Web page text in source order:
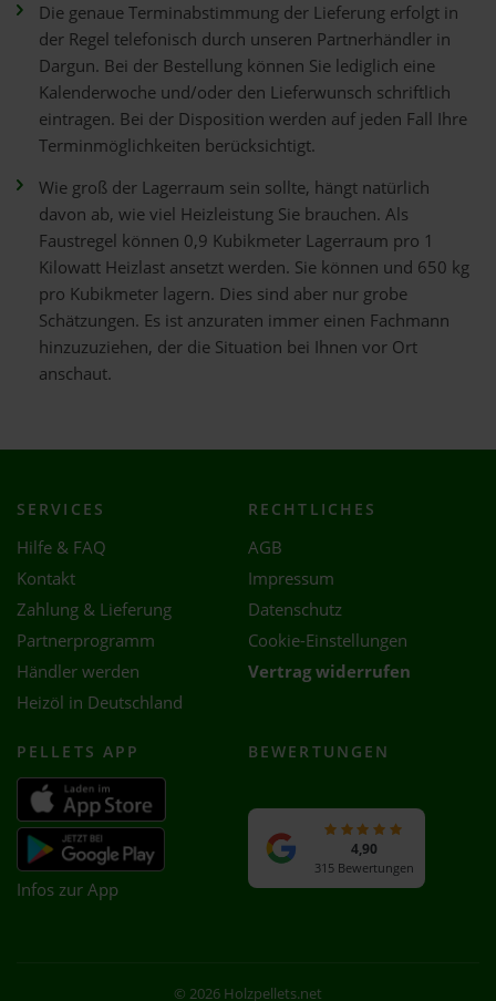
Die genaue Terminabstimmung der Lieferung erfolgt in
der Regel telefonisch durch unseren Partnerhändler in
Dargun. Bei der Bestellung können Sie lediglich eine
Kalenderwoche und/oder den Lieferwunsch schriftlich
eintragen. Bei der Disposition werden auf jeden Fall Ihre
Terminmöglichkeiten berücksichtigt.
Wie groß der Lagerraum sein sollte, hängt natürlich
davon ab, wie viel Heizleistung Sie brauchen. Als
Faustregel können 0,9 Kubikmeter Lagerraum pro 1
Kilowatt Heizlast ansetzt werden. Sie können und 650 kg
pro Kubikmeter lagern. Dies sind aber nur grobe
Schätzungen. Es ist anzuraten immer einen Fachmann
hinzuzuziehen, der die Situation bei Ihnen vor Ort
anschaut.
SERVICES
Hilfe & FAQ
Kontakt
Zahlung & Lieferung
Partnerprogramm
Händler werden
Heizöl in Deutschland
RECHTLICHES
AGB
Impressum
Datenschutz
Cookie-Einstellungen
Vertrag widerrufen
PELLETS APP
Infos zur App
BEWERTUNGEN
4,90
315 Bewertungen
© 2026 Holzpellets.net